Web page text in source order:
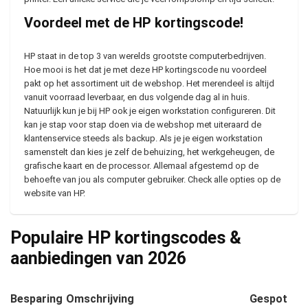
Voordeel met de HP kortingscode!
HP staat in de top 3 van werelds grootste computerbedrijven.
Hoe mooi is het dat je met deze HP kortingscode nu voordeel
pakt op het assortiment uit de webshop. Het merendeel is altijd
vanuit voorraad leverbaar, en dus volgende dag al in huis.
Natuurlijk kun je bij HP ook je eigen workstation configureren. Dit
kan je stap voor stap doen via de webshop met uiteraard de
klantenservice steeds als backup. Als je je eigen workstation
samenstelt dan kies je zelf de behuizing, het werkgeheugen, de
grafische kaart en de processor. Allemaal afgestemd op de
behoefte van jou als computer gebruiker. Check alle opties op de
website van HP.
Populaire HP kortingscodes &
aanbiedingen van 2026
Besparing Omschrijving
Gespot